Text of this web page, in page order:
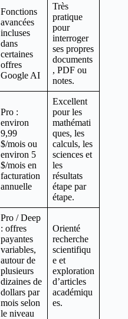
Fonctions
avancées
incluses
dans
certaines
offres
Google AI
Très
pratique
pour
interroger
ses propres
documents
, PDF ou
notes.
Pro :
environ
9,99
$/mois ou
environ 5
$/mois en
facturation
annuelle
Excellent
pour les
mathémati
ques, les
calculs, les
sciences et
les
résultats
étape par
étape.
Pro / Deep
: offres
payantes
variables,
autour de
plusieurs
dizaines de
dollars par
mois selon
le niveau
Orienté
recherche
scientifiqu
e et
exploration
d’articles
académiqu
es.